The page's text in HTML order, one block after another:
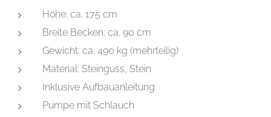
Höhe: ca. 175 cm
Breite Becken: ca. 90 cm
Gewicht: ca. 490 kg (mehrteilig)
Material: Steinguss, Stein
Inklusive Aufbauanleitung
Pumpe mit Schlauch